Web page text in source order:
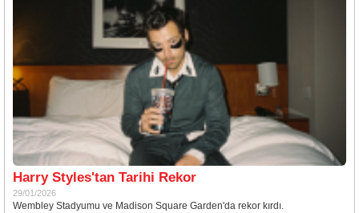
Harry Styles'tan Tarihi Rekor
29/01/2026
Wembley Stadyumu ve Madison Square Garden'da rekor kırdı.